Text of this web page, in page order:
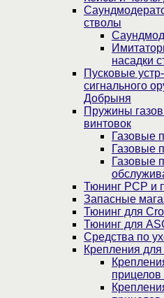
стволы
насадки
Пусковые
сигнального
Добрыня
Пружины
винтовок
Газовые
Газовые
Тюнинг PCP и
Запасные
Тюнинг для
Тюнинг для
Средства по
Крепления
прицелов